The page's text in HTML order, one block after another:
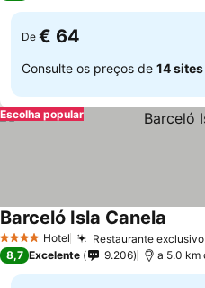
De € 64
Consulte os preços de 14 sites
Escolha popular
4 EstrelasHotel Restaurante
Barceló Isla Canela
8,7 Excelente 9.206 a 5.0 km